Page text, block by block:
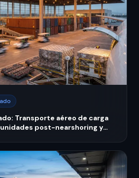
Transporte aéreo de carga
post-nearshoring y